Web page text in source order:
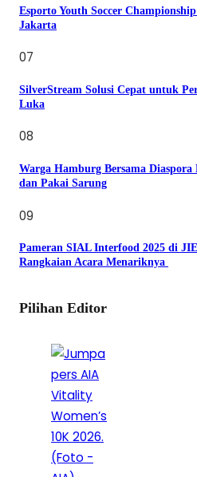
Esporto Youth Soccer
Jakarta
07
SilverStream Solusi Cepat untuk
Luka
08
Warga Hamburg Bersama
dan Pakai Sarung
09
Pameran SIAL Interfood 2025 di
Rangkaian Acara Menariknya
Pilihan Editor